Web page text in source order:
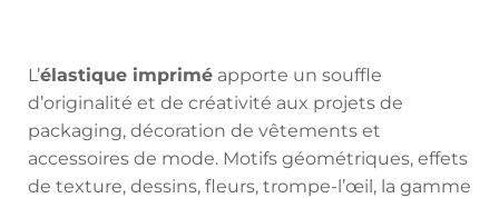
L’élastique imprimé apporte un souffle
d’originalité et de créativité aux projets de
packaging, décoration de vêtements et
accessoires de mode. Motifs géométriques, effets
de texture, dessins, fleurs, trompe-l’œil, la gamme